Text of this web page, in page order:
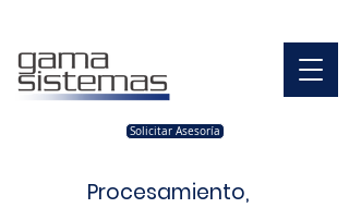
Solicitar Asesoría
Procesamiento,